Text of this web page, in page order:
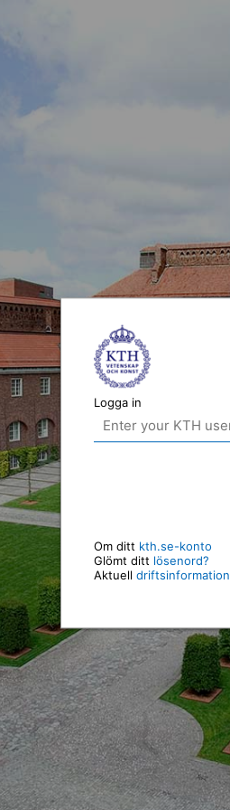
Logga in
Om ditt kth.se-konto
Glömt ditt lösenord?
Aktuell driftsinformation